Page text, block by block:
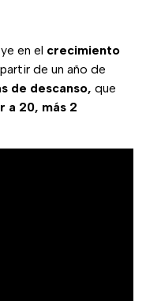
en el crecimiento
de un año de
de descanso, que
a 20, más 2